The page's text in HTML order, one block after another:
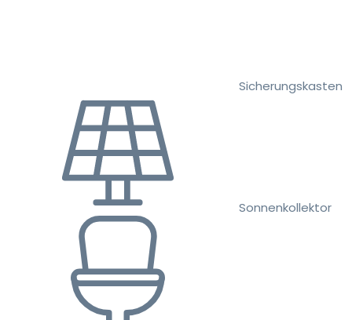
Sicherungskasten
Sonnenkollektor